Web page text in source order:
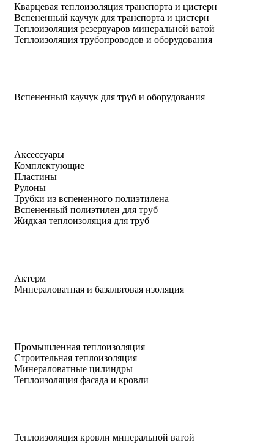
Кварцевая теплоизоляция транспорта и цистерн
Вспененный каучук для транспорта и цистерн
Теплоизоляция резервуаров минеральной ватой
Теплоизоляция трубопроводов и оборудования
Вспененный каучук для труб и оборудования
Аксессуары
Комплектующие
Пластины
Рулоны
Трубки из вспененного полиэтилена
Вспененный полиэтилен для труб
Жидкая теплоизоляция для труб
Актерм
Минераловатная и базальтовая изоляция
Промышленная теплоизоляция
Строительная теплоизоляция
Минераловатные цилиндры
Теплоизоляция фасада и кровли
Теплоизоляция кровли минеральной ватой